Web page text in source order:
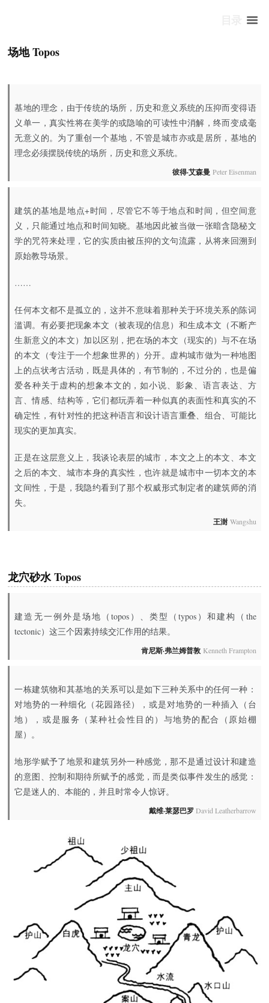
场地 Topos
基地的理念，由于传统的场所，历史和意义系统的压抑而变得语
义单一，真实性将在美学的或隐喻的可读性中消解，终而变成毫
无意义的。为了重创一个基地，不管是城市亦或是居所，基地的
理念必须摆脱传统的场所，历史和意义系统。
彼得·艾森曼 Peter Eisenman
建筑的基地是地点+时间，尽管它不等于地点和时间，但空间意
义，只能通过地点和时间知晓。基地因此被当做一张暗含隐秘文
学的咒符来处理，它的实质由被压抑的文句流露，从将来回溯到
原始教导场景。
……
任何本文都不是孤立的，这并不意味着那种关于环境关系的陈词
滥调。有必要把现象本文（被表现的信息）和生成本文（不断产
生新意义的本文）加以区别，把在场的本文（现实的）与不在场
的本文（专注于一个想象世界的）分开。虚构城市做为一种地图
上的点状考古活动，既是具体的，有节制的，不过分的，也是偏
爱各种关于虚构的想象本文的，如小说、影象、语言表达、方
言、情感、结构等，它们都玩弄着一种似真的表面性和真实的不
确定性，有针对性的把这种语言和设计语言重叠、组合、可能比
现实的更加真实。
正是在这层意义上，我谈论表层的城市，本文之上的本文、本文
之后的本文、城市本身的真实性，也许就是城市中一切本文的本
文间性，于是，我隐约看到了那个权威形式制定者的建筑师的消
失。
王澍Wangshu
龙穴砂水 Topos
建造无一例外是场地（topos）、类型（typos）和建构（the
tectonic）这三个因素持续交汇作用的结果。
肯尼斯·弗兰姆普敦Kenneth Frampton
一栋建筑物和其基地的关系可以是如下三种关系中的任何一种：
对地势的一种细化（花园路径），或是对地势的一种插入（台
地），或是服务（某种社会性目的）与地势的配合（原始棚
屋）。
地形学赋予了地景和建筑另外一种感觉，那不是通过设计和建造
的意图、控制和期待所赋予的感觉，而是类似事件发生的感觉：
它是迷人的、本能的，并且时常令人惊讶。
戴维·莱瑟巴罗 David Leatherbarrow